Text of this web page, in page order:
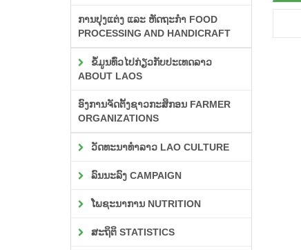
ການປຸງແຕ່ງ ແລະ ຫັດຖະກຳ FOOD
PROCESSING AND HANDICRAFT
ຂໍ້ມູນທົ່ວໄປກ່ຽວກັບປະເທດລາວ
ABOUT LAOS
ອົງການຈັດຕັ້ງຊາວກະສິກອນ FARMER
ORGANIZATIONS
ວັດທະນາທຳລາວ LAO CULTURE
ລົນນະລົງ CAMPAIGN
ໂພຊະນາການ NUTRITION
ສະຖິຕິ STATISTICS